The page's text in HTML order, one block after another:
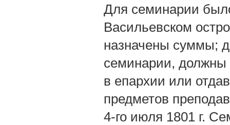
Для семинарии
Васильевском
назначены суммы;
семинарии, должны
в епархии или
предметов
4-го июля 1801 г.